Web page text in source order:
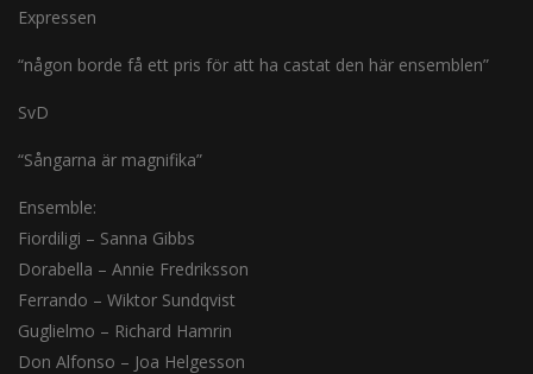
Expressen
“någon borde få ett pris för att ha castat den här ensemblen”
SvD
“Sångarna är magnifika”
Ensemble:
Fiordiligi – Sanna Gibbs
Dorabella – Annie Fredriksson
Ferrando – Wiktor Sundqvist
Guglielmo – Richard Hamrin
Don Alfonso – Joa Helgesson